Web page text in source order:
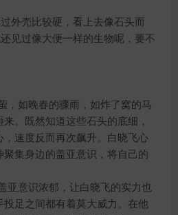
壳比较硬，看上去像石头而
见过像大便一样的生物呢，要不
如晚春的骤雨，如炸了窝的马
。既然知道这些石头的底细，
，速度反而再次飙升。白晓飞心
聚集身边的盖亚意识，将自己的
意识浓郁，让白晓飞的实力也
投足之间都有着莫大威力。在他